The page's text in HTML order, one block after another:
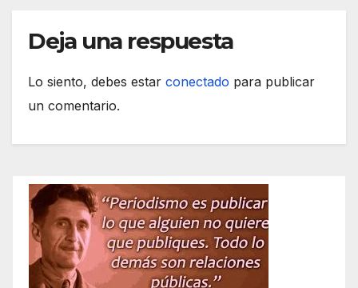
Deja una respuesta
Lo siento, debes estar conectado para publicar
un comentario.